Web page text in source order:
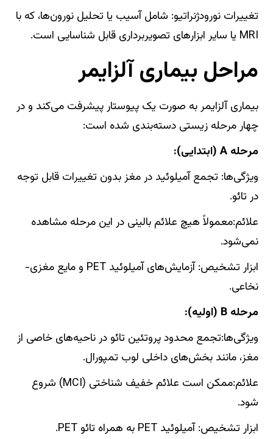
تغییرات نورودژنراتیو: شامل آسیب یا تحلیل نورون‌ها، که با
MRI یا سایر ابزارهای تصویربرداری قابل شناسایی است.
مراحل بیماری آلزایمر
بیماری آلزایمر به صورت یک پیوستار پیشرفت می‌کند و در
چهار مرحله زیستی دسته‌بندی شده است:
مرحله A (ابتدایی):
ویژگی‌ها: تجمع آمیلوئید در مغز بدون تغییرات قابل توجه
در تائو.
علائم:معمولاً هیچ علائم بالینی در این مرحله مشاهده
نمی‌شود.
ابزار تشخیص: آزمایش‌های آمیلوئید PET و مایع مغزی-
نخاعی.
مرحله B (اولیه):
ویژگی‌ها:تجمع محدود پروتئین تائو در ناحیه‌های خاصی از
مغز، مانند بخش‌های داخلی لوب تمپورال.
علائم:ممکن است علائم خفیف شناختی (MCI) شروع
شود.
ابزار تشخیص: آمیلوئید PET به همراه تائو PET.